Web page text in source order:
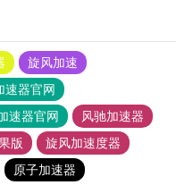
旋风加速
速器官网
速器官网
风驰加速器
版
旋风加速度器
原子加速器